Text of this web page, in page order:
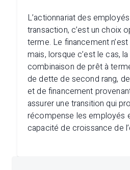
L’actionnariat des
transaction, c’est un choix
terme. Le financement
mais, lorsque c’est le cas,
combinaison de prêt à
de dette de second rang,
et de financement
assurer une transition qui
récompense les employés
capacité de croissance de